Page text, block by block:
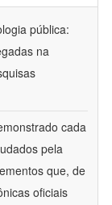
pública:
na
cada
pela
que, de
oficiais